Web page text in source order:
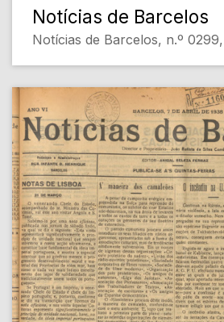
Notícias de Barcelos
Notícias de Barcelos, n.º